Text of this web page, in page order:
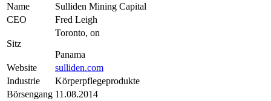
Name
Sulliden Mining Capital
CEO
Fred Leigh
Sitz
Toronto, on
Panama
Website
sulliden.com
Industrie
Körperpflegeprodukte
Börsengang 11.08.2014